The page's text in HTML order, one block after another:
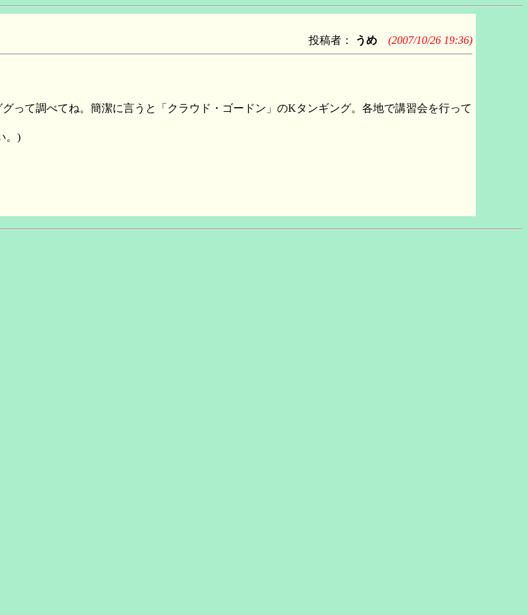
投稿者：
うめ (2007/10/26 19:36)
って調べてね。簡潔に言うと「クラウド・ゴードン」のKタンギング。各地で講習会を行って
。)